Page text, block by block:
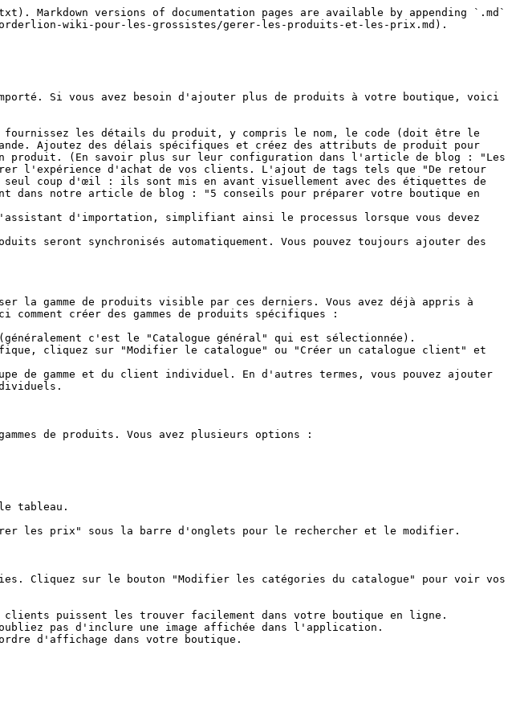
versions of documentation pages are available by appending `.md`
wiki-pour-les-grossistes/gerer-les-produits-et-les-prix.md).
Si vous avez besoin d'ajouter plus de produits à votre boutique, voici
les détails du produit, y compris le nom, le code (doit être le
Ajoutez des délais spécifiques et créez des attributs de produit pour
produit. (En savoir plus sur leur configuration dans l'article de blog : "Les
l'expérience d'achat de vos clients. L'ajout de tags tels que "De retour
seul coup d'œil : ils sont mis en avant visuellement avec des étiquettes de
dans notre article de blog : "5 conseils pour préparer votre boutique en
d'importation, simplifiant ainsi le processus lorsque vous devez
seront synchronisés automatiquement. Vous pouvez toujours ajouter des
la gamme de produits visible par ces derniers. Vous avez déjà appris à
créer des gammes de produits spécifiques :
c'est le "Catalogue général" qui est sélectionnée).
cliquez sur "Modifier le catalogue" ou "Créer un catalogue client" et
de gamme et du client individuel. En d'autres termes, vous pouvez ajouter
de produits. Vous avez plusieurs options :
tableau.
les prix" sous la barre d'onglets pour le rechercher et le modifier.
Cliquez sur le bouton "Modifier les catégories du catalogue" pour voir vos
puissent les trouver facilement dans votre boutique en ligne.
pas d'inclure une image affichée dans l'application.